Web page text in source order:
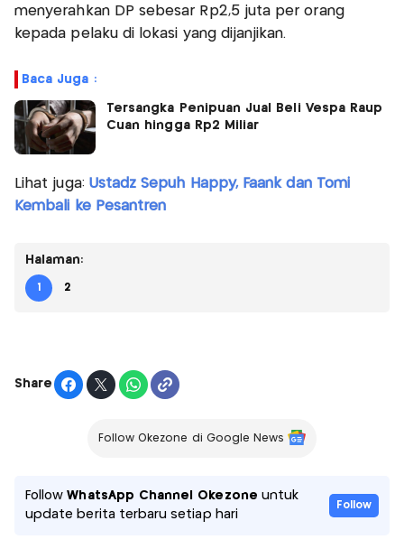
menyerahkan DP sebesar Rp2,5 juta per orang
kepada pelaku di lokasi yang dijanjikan.
Baca Juga :
Tersangka Penipuan Jual Beli Vespa Raup
Cuan hingga Rp2 Miliar
Lihat juga: Ustadz Sepuh Happy, Faank dan Tomi
Kembali ke Pesantren
Halaman:
1 2
Share
Follow Okezone di Google News
FollowWhatsApp Channel Okezone untuk
update berita terbaru setiap hari
Follow